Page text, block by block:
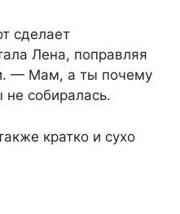
сделает
Лена, поправляя
— Мам, а ты почему
собиралась.
кратко и сухо